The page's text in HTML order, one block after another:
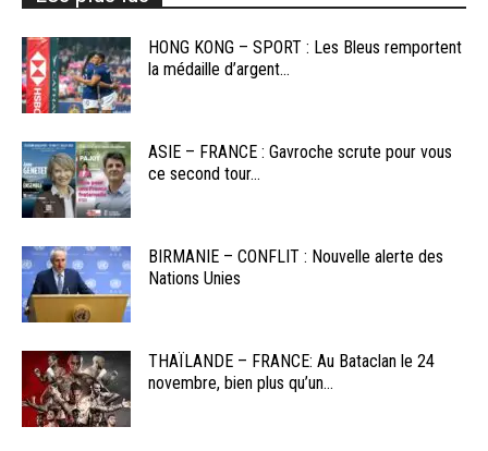
HONG KONG – SPORT : Les Bleus remportent
la médaille d’argent...
ASIE – FRANCE : Gavroche scrute pour vous
ce second tour...
BIRMANIE – CONFLIT : Nouvelle alerte des
Nations Unies
THAÏLANDE – FRANCE: Au Bataclan le 24
novembre, bien plus qu’un...